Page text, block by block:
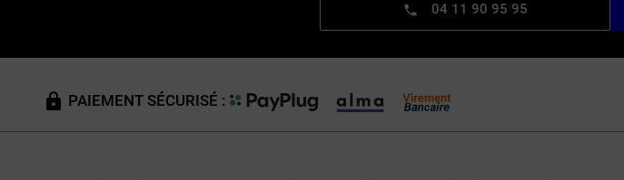
04 11 90 95 95
PAIEMENT SÉCURISÉ :